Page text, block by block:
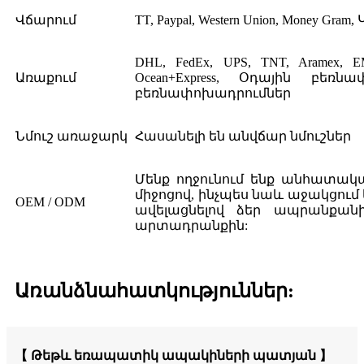
Վճարում TT, Paypal, Western Union, Money
Առաքում
DHL, FedEx, UPS, TNT, Aramex,
Ocean+Express, Օդային
բեռնափոխադրումներ
Նմուշ առաջարկ Հասանելի են անվճար նմուշներ
OEM / ODM
Մենք ողջունում ենք
միջոցով, ինչպես նաև
ավելացնելով ձեր
արտադրանքին:
Առանձնահատկություններ:
【 Թեթև եռապատիկ ապակիների պատյան 】